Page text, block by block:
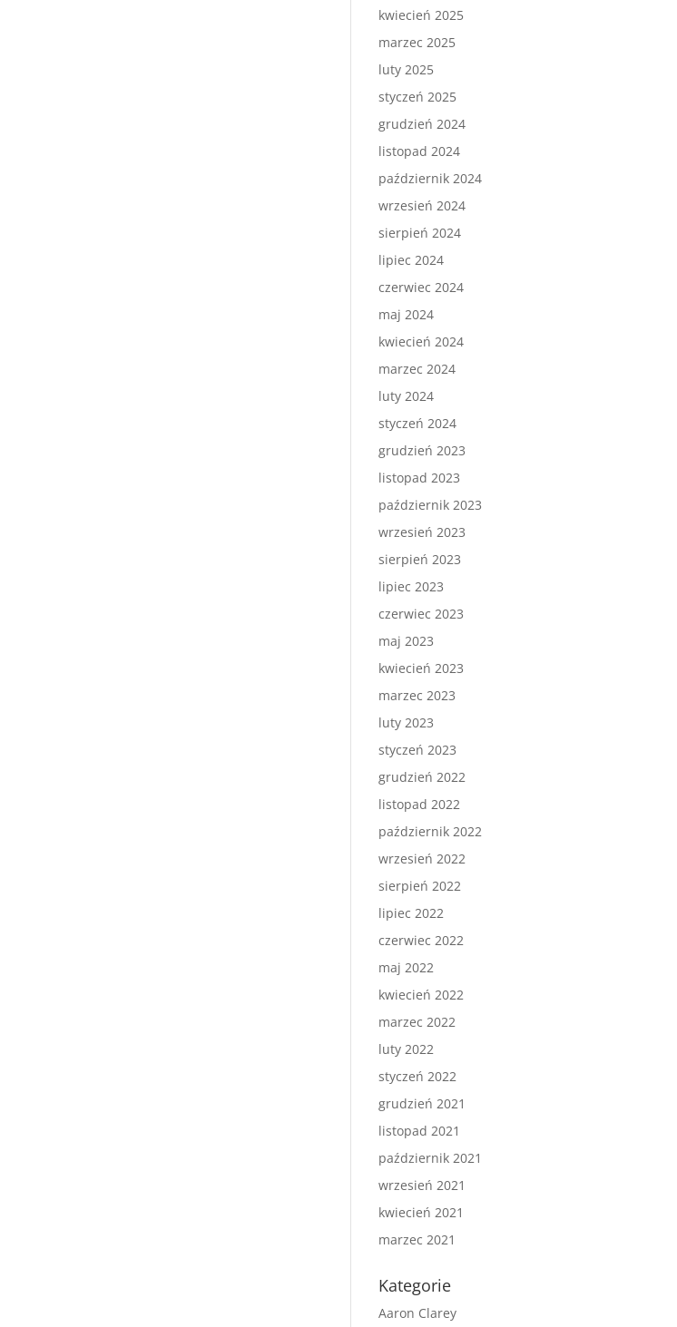
kwiecień 2025
marzec 2025
luty 2025
styczeń 2025
grudzień 2024
listopad 2024
październik 2024
wrzesień 2024
sierpień 2024
lipiec 2024
czerwiec 2024
maj 2024
kwiecień 2024
marzec 2024
luty 2024
styczeń 2024
grudzień 2023
listopad 2023
październik 2023
wrzesień 2023
sierpień 2023
lipiec 2023
czerwiec 2023
maj 2023
kwiecień 2023
marzec 2023
luty 2023
styczeń 2023
grudzień 2022
listopad 2022
październik 2022
wrzesień 2022
sierpień 2022
lipiec 2022
czerwiec 2022
maj 2022
kwiecień 2022
marzec 2022
luty 2022
styczeń 2022
grudzień 2021
listopad 2021
październik 2021
wrzesień 2021
kwiecień 2021
marzec 2021
Kategorie
Aaron Clarey